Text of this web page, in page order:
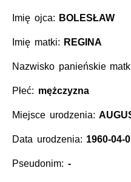
Imię ojca: BOLESŁAW
Imię matki: REGINA
Nazwisko panieńskie
Płeć: mężczyzna
Miejsce urodzenia:
Data urodzenia: 1960-04-
Pseudonim: -